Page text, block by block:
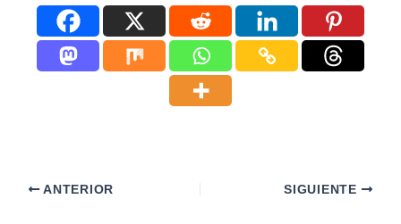
ANTERIOR SIGUIENTE